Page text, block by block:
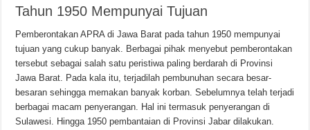
Tahun 1950 Mempunyai Tujuan
Pemberontakan APRA di Jawa Barat pada tahun 1950 mempunyai
tujuan yang cukup banyak. Berbagai pihak menyebut pemberontakan
tersebut sebagai salah satu peristiwa paling berdarah di Provinsi
Jawa Barat. Pada kala itu, terjadilah pembunuhan secara besar-
besaran sehingga memakan banyak korban. Sebelumnya telah terjadi
berbagai macam penyerangan. Hal ini termasuk penyerangan di
Sulawesi. Hingga 1950 pembantaian di Provinsi Jabar dilakukan.